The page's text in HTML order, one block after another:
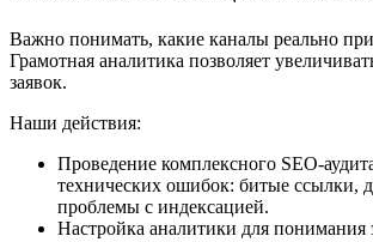
Важно понимать, какие каналы реально
Грамотная аналитика позволяет
заявок.
Наши действия:
Проведение комплексного SEO-
технических ошибок: битые ссылки,
проблемы с индексацией.
Настройка аналитики для понимания